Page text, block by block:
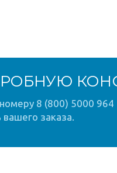
8 (800) 5000 964
заказа.